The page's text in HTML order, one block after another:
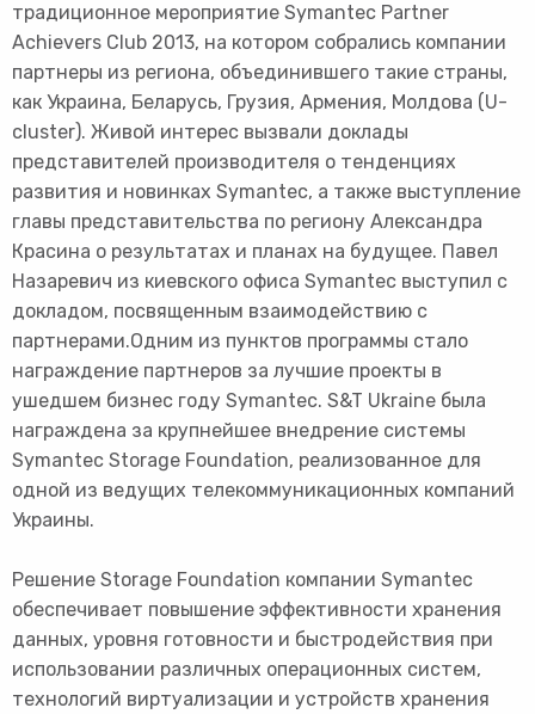
традиционное мероприятие Symantec Partner
Achievers Club 2013, на котором собрались компании
партнеры из региона, объединившего такие страны,
как Украина, Беларусь, Грузия, Армения, Молдова (U-
cluster). Живой интерес вызвали доклады
представителей производителя о тенденциях
развития и новинках Symantec, а также выступление
главы представительства по региону Александра
Красина о результатах и планах на будущее. Павел
Назаревич из киевского офиса Symantec выступил с
докладом, посвященным взаимодействию с
партнерами.Одним из пунктов программы стало
награждение партнеров за лучшие проекты в
ушедшем бизнес году Symantec. S&T Ukraine была
награждена за крупнейшее внедрение системы
Symantec Storage Foundation, реализованное для
одной из ведущих телекоммуникационных компаний
Украины.
Решение Storage Foundation компании Symantec
обеспечивает повышение эффективности хранения
данных, уровня готовности и быстродействия при
использовании различных операционных систем,
технологий виртуализации и устройств хранения